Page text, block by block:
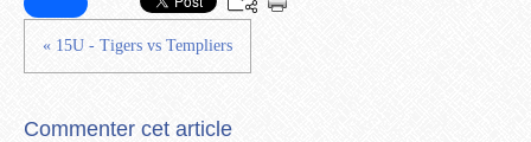
« 15U - Tigers vs Templiers
Commenter cet article